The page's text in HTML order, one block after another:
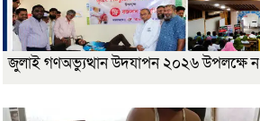
জুলাই গণঅভ্যুত্থান উদযাপন ২০২৬ উপলক্ষে ন